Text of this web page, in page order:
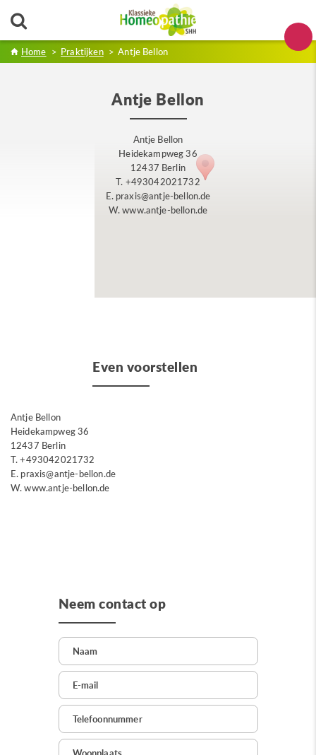
Home > Praktijken > Antje Bellon
Antje Bellon
Antje Bellon
Heidekampweg 36
12437 Berlin
T. +493042021732
E. praxis@antje-bellon.de
W. www.antje-bellon.de
Even voorstellen
Antje Bellon
Heidekampweg 36
12437 Berlin
T.+493042021732
E. praxis@antje-bellon.de
W. www.antje-bellon.de
Neem contact op